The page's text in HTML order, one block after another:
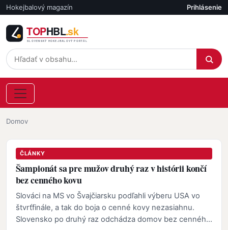
Skočiť na hlavný obsah
Hokejbalový magazín Účet
Prihlásenie
Omrvinka
Domov
ČLÁNKY
Šampionát sa pre mužov druhý raz v histórii končí
bez cenného kovu
Slováci na MS vo Švajčiarsku podľahli výberu USA vo
štvrťfinále, a tak do boja o cenné kovy nezasiahnu.
Slovensko po druhý raz odchádza domov bez cenného